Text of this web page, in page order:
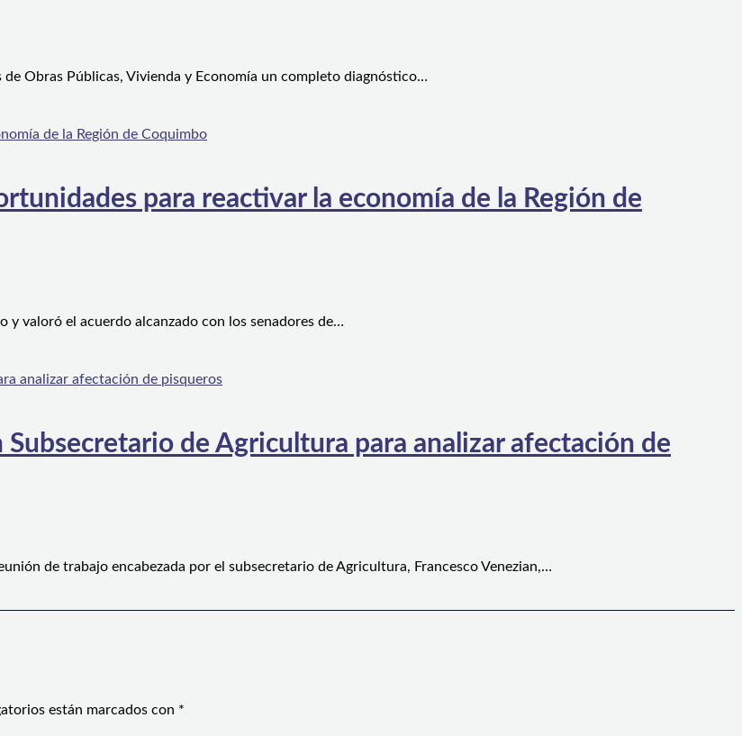
Obras Públicas, Vivienda y Economía un completo diagnóstico…
para reactivar la economía de la Región de
y valoró el acuerdo alcanzado con los senadores de…
de Agricultura para analizar afectación de
de trabajo encabezada por el subsecretario de Agricultura, Francesco Venezian,…
están marcados con *